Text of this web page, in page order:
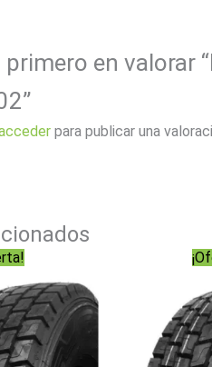
primero en
para publicar una